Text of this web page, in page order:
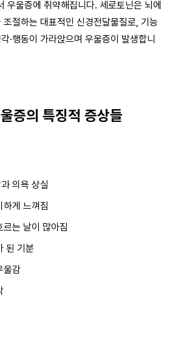
우울증에 취약해집니다. 세로토닌은 뇌에
조절하는 대표적인 신경전달물질로, 기능
·행동이 가라앉으며 우울증이 발생합니
증의 특징적 증상들
과 의욕 상실
하게 느껴짐
는 날이 많아짐
된 기분
울감